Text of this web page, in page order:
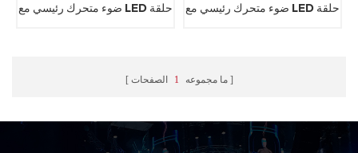
ضوء متحرك رئيسي مع LED حلقة
ضوء متحرك رئيسي مع LED حلقة
ما مجموعه 1 الصفحات